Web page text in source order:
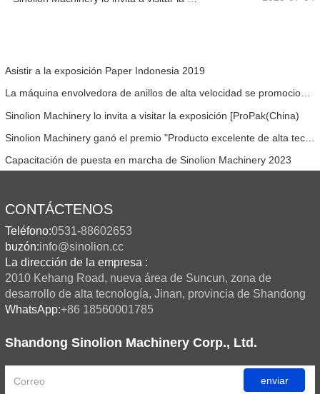
Asistir a la exposición Paper Indonesia 2019
La máquina envolvedora de anillos de alta velocidad se promociona en SIAF 2019
Sinolion Machinery lo invita a visitar la exposición [ProPak(China)
Capacitación de puesta en marcha de Sinolion Machinery 2023
CONTÁCTENOS
Teléfono:0531-88602653
buzón:info@sinolion.cc
La dirección de la empresa :
2010 Kehang Road, nueva área de Suncun, zona de
desarrollo de alta tecnología, Jinan, provincia de Shandong
WhatsApp:+86 18560001785
Shandong Sinolion Machinery Corp., Ltd.
enviar